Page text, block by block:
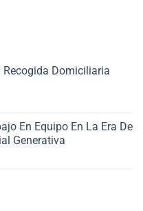
Recogida Domiciliaria
En Equipo En La Era De
Generativa